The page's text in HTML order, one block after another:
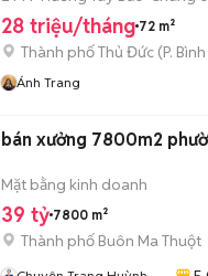
28 triệu/tháng 72 m²
Thành phố Thủ Đức (P.
Ánh Trang
bán xưởng 7800m2
Mặt bằng kinh doanh
39 tỷ 7800 m²
Thành phố Buôn Ma Thuột